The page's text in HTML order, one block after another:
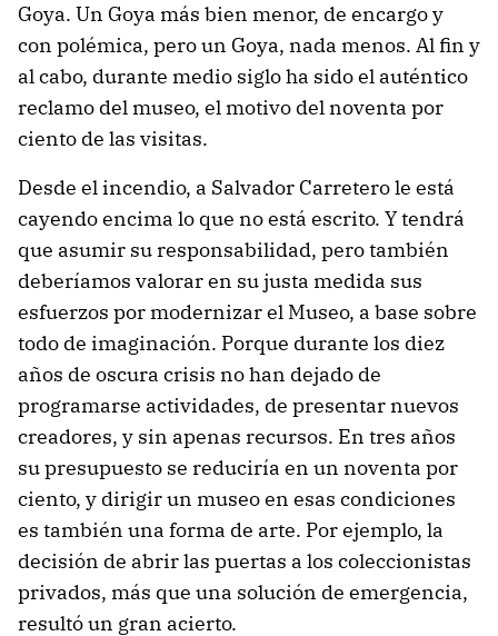
Goya. Un Goya más bien menor, de encargo y
con polémica, pero un Goya, nada menos. Al fin y
al cabo, durante medio siglo ha sido el auténtico
reclamo del museo, el motivo del noventa por
ciento de las visitas.
Desde el incendio, a Salvador Carretero le está
cayendo encima lo que no está escrito. Y tendrá
que asumir su responsabilidad, pero también
deberíamos valorar en su justa medida sus
esfuerzos por modernizar el Museo, a base sobre
todo de imaginación. Porque durante los diez
años de oscura crisis no han dejado de
programarse actividades, de presentar nuevos
creadores, y sin apenas recursos. En tres años
su presupuesto se reduciría en un noventa por
ciento, y dirigir un museo en esas condiciones
es también una forma de arte. Por ejemplo, la
decisión de abrir las puertas a los coleccionistas
privados, más que una solución de emergencia,
resultó un gran acierto.